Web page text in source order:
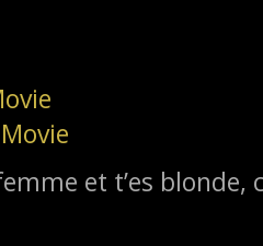
et t’es